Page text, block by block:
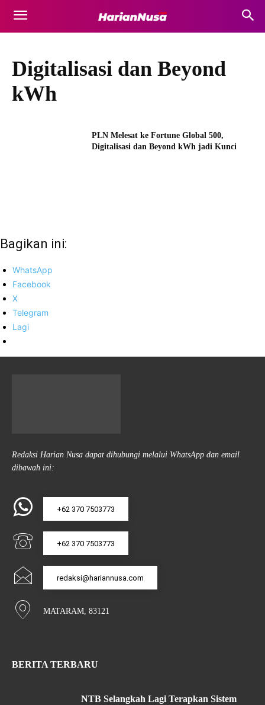
Digitalisasi dan Beyond
kWh
PLN Melesat ke Fortune Global 500,
Digitalisasi dan Beyond kWh jadi Kunci
Bagikan ini:
WhatsApp
Facebook
X
Telegram
Lagi
Redaksi Harian Nusa dapat dihubungi melalui WhatsApp dan email
dibawah ini:
+62 370 7503773
+62 370 7503773
redaksi@hariannusa.com
MATARAM, 83121
BERITA TERBARU
NTB Selangkah Lagi Terapkan Sistem